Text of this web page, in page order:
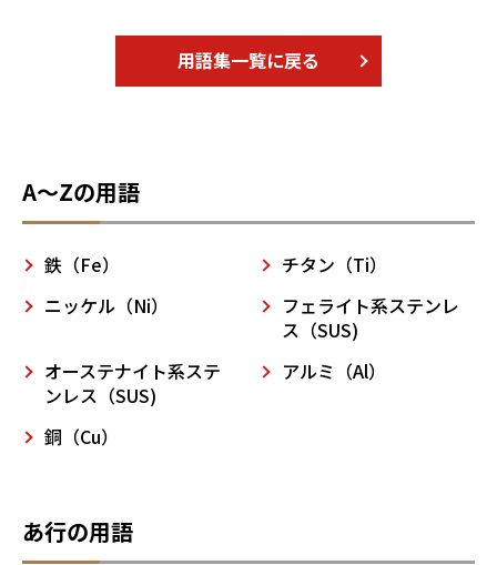
用語集一覧に戻る
A～Zの用語
鉄（Fe）
チタン（Ti）
ニッケル（Ni）
フェライト系ステンレ
ス（SUS)
オーステナイト系ステ
ンレス（SUS)
アルミ（Al）
銅（Cu）
あ行の用語